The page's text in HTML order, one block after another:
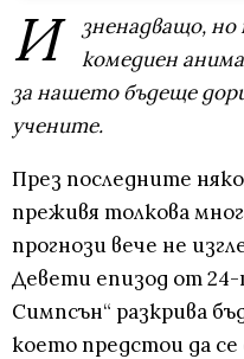
И
зненадващо,
комедиен
за нашето бъдеще
учените.
През последните
преживя толкова
прогнози вече не
Девети епизод от
Симпсън“ разкрива
което предстои да се